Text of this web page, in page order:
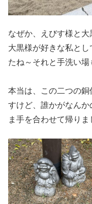
なぜか、えびす様と
大黒様が好きな私と
たね～それと手洗い場
本当は、この二つの
すけど、誰かがなんか
ま手を合わせて帰りま